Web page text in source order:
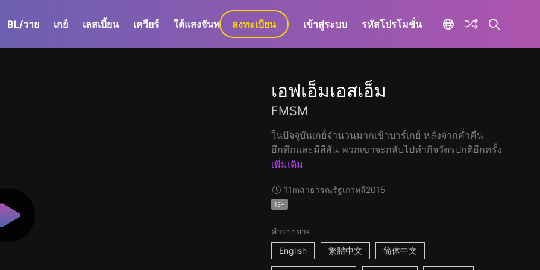
BL/วาย เกย์ เลสเบี้ยน เควียร์ ใต้แสงจันทร์ GaLa+
ลงทะเบียน เข้าสู่ระบบ รหัสโปรโมชั่น
เอฟเอ็มเอสเอ็ม
FMSM
ในปัจจุบันเกย์จำนวนมากเข้าบาร์เกย์ หลังจากค่ำคืน
อึกทึกและมีสีสัน พวกเขาจะกลับไปทำกิจวัตรปกติอีกครั้ง
เพิ่มเติม
11mสาธารณรัฐเกาหลี2015
18+
คำบรรยาย
English
繁體中文 简体中文